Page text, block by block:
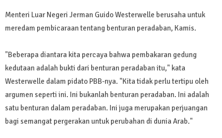
Menteri Luar Negeri Jerman Guido Westerwelle berusaha untuk
meredam pembicaraan tentang benturan peradaban, Kamis.
"Beberapa diantara kita percaya bahwa pembakaran gedung
kedutaan adalah bukti dari benturan peradaban itu," kata
Westerwelle dalam pidato PBB-nya. "Kita tidak perlu tertipu oleh
argumen seperti ini. Ini bukanlah benturan peradaban. Ini adalah
satu benturan dalam peradaban. Ini juga merupakan perjuangan
bagi semangat pergerakan untuk perubahan di dunia Arab."